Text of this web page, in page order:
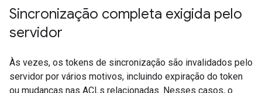
Sincronização completa exigida pelo
servidor
Às vezes, os tokens de sincronização são invalidados pelo
servidor por vários motivos, incluindo expiração do token
ou mudanças nas ACLs relacionadas. Nesses casos, o